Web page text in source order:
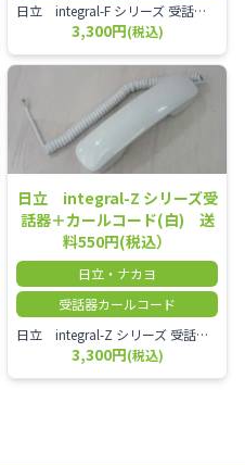
日立 integral-F シリーズ 受話器＋カールコード セット（白）／本商品は中古品となります。 写真では分かりにくいキズ・汚れなどの使用感があります。 経年変化で日焼けの色味が強くなる場合がございます。 予めご理解・ご了承頂きますようお願いいたします。
3,300円(税込)
日立 integral-Z シリーズ受
話器＋カールコード(白) 送
料550円(税込）
日立・ナカヨ
受話器カールコード
日立 integral-Z シリーズ 受話器＋カールコード セット（白）／本商品は中古品となります。 写真では分かりにくいキズ・汚れなどの使用感があります。 経年変化で日焼けの色味が強くなる場合がございます。 予めご理解・ご了承頂きますようお願いいたします。
3,300円(税込)